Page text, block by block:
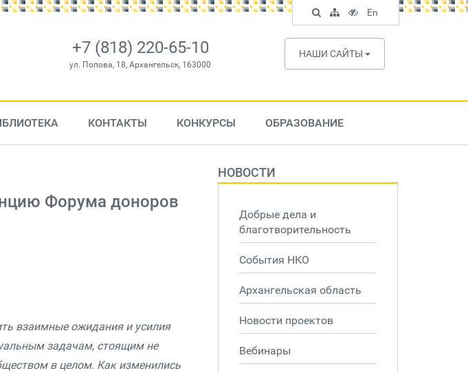
+7 (818) 220-65-10
ул. Попова, 18, Архангельск, 163000
НАШИ САЙТЫ
КОНТАКТЫ КОНКУРСЫ ОБРАЗОВАНИЕ
Форума доноров
взаимные ожидания и усилия
задачам, стоящим не
в целом. Как изменились
НОВОСТИ
Добрые дела и
благотворительность
События НКО
Архангельская область
Новости проектов
Вебинары
Поиск
по
сайту
Карта
сайта
Версия
для
слабовидящих
En
English